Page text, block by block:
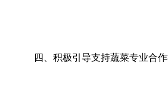
四、积极引导支持蔬菜专业合